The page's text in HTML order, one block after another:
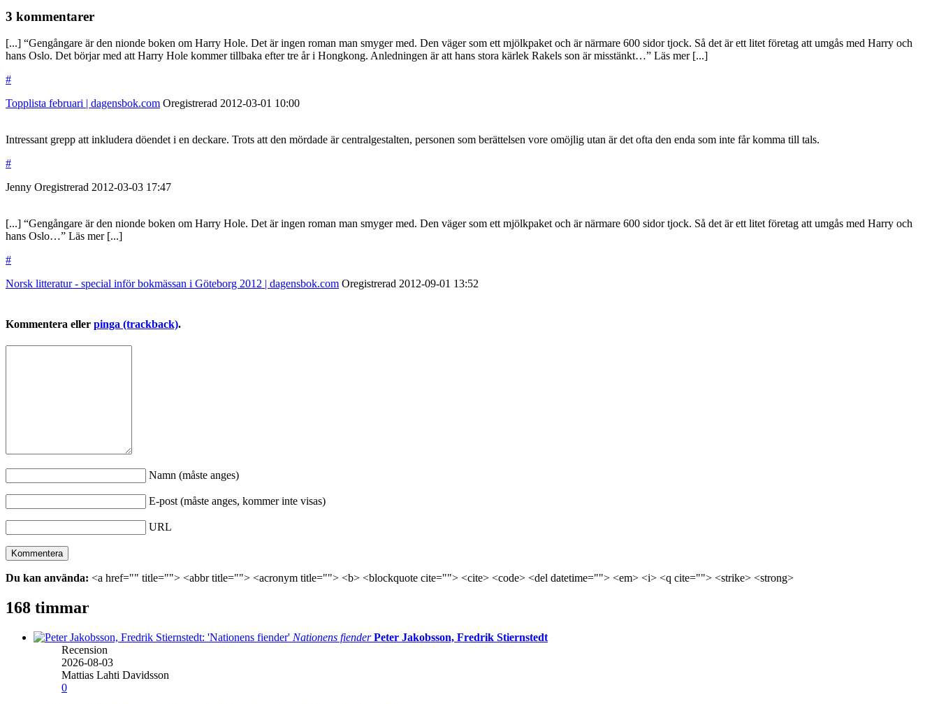
3 kommentarer
[...] “Gengångare är den nionde boken om Harry Hole. Det är ingen roman man smyger med. Den väger som ett mjölkpaket och är närmare 600 sidor tjock. Så det är ett litet företag att umgås med Harry och
hans Oslo. Det börjar med att Harry Hole kommer tillbaka efter tre år i Hongkong. Anledningen är att hans stora kärlek Rakels son är misstänkt…” Läs mer [...]
#
Topplista februari | dagensbok.com Oregistrerad 2012-03-01 10:00
Intressant grepp att inkludera döendet i en deckare. Trots att den mördade är centralgestalten, personen som berättelsen vore omöjlig utan är det ofta den enda som inte får komma till tals.
#
Jenny Oregistrerad 2012-03-03 17:47
[...] “Gengångare är den nionde boken om Harry Hole. Det är ingen roman man smyger med. Den väger som ett mjölkpaket och är närmare 600 sidor tjock. Så det är ett litet företag att umgås med Harry och
hans Oslo…” Läs mer [...]
#
Norsk litteratur - special inför bokmässan i Göteborg 2012 | dagensbok.com Oregistrerad 2012-09-01 13:52
Kommentera eller pinga (trackback).
Namn (måste anges)
E-post (måste anges, kommer inte visas)
URL
Du kan använda: <a href="" title=""> <abbr title=""> <acronym title=""> <b> <blockquote cite=""> <cite> <code> <del datetime=""> <em> <i> <q cite=""> <strike> <strong>
168 timmar
Nationens fiender Peter Jakobsson, Fredrik Stiernstedt
Recension
2026-08-03
Mattias Lahti Davidsson
0